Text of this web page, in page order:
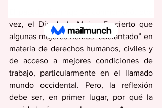
vez, el Día de la Mujer. Es cierto que
algunas mujeres hemos “adelantado” en
materia de derechos humanos, civiles y
de acceso a mejores condiciones de
trabajo, particularmente en el llamado
mundo occidental. Pero, la reflexión
debe ser, en primer lugar, por qué la